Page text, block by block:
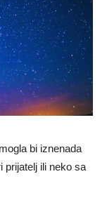
bi iznenada
prijatelj ili neko sa